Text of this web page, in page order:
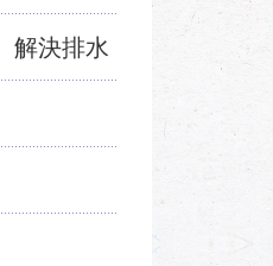
解決排水